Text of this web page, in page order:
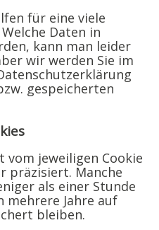
für eine viele
Daten in
kann man leider
wir werden Sie im
gespeicherten
vom jeweiligen Cookie
präzisiert. Manche
als einer Stunde
mehrere Jahre auf
bleiben.